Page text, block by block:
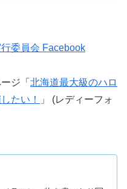
委員会 Facebook
ジ「 北海道最大級のハロ
たい！
」 (レディーフォ